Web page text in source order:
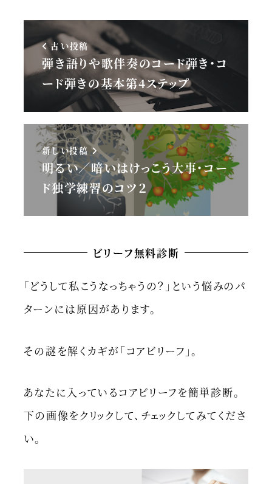
古い投稿
弾き語りや歌伴奏のコード弾き・コ
ード弾きの基本第4ステップ
新しい投稿
明るい／暗いはけっこう大事・コー
ド独学練習のコツ２
ビリーフ無料診断
「どうして私こうなっちゃうの？」という悩みのパ
ターンには原因があります。
その謎を解くカギが「コアビリーフ」。
あなたに入っているコアビリーフを簡単診断。
下の画像をクリックして、チェックしてみてくださ
い。